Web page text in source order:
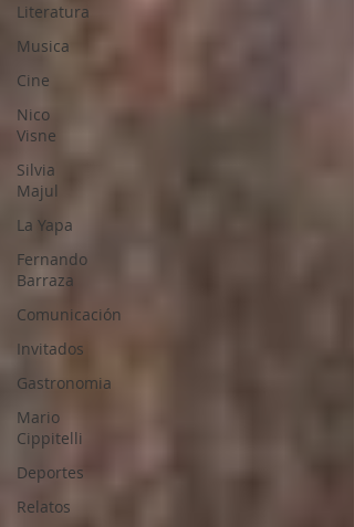
Literatura
Musica
Cine
Nico
Visne
Silvia
Majul
La Yapa
Fernando
Barraza
Comunicación
Invitados
Gastronomia
Mario
Cippitelli
Deportes
Relatos